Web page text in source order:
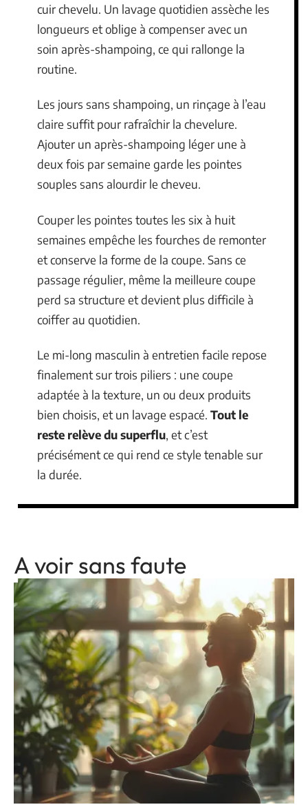
cuir chevelu. Un lavage quotidien assèche les
longueurs et oblige à compenser avec un
soin après-shampoing, ce qui rallonge la
routine.
Les jours sans shampoing, un rinçage à l’eau
claire suffit pour rafraîchir la chevelure.
Ajouter un après-shampoing léger une à
deux fois par semaine garde les pointes
souples sans alourdir le cheveu.
Couper les pointes toutes les six à huit
semaines empêche les fourches de remonter
et conserve la forme de la coupe. Sans ce
passage régulier, même la meilleure coupe
perd sa structure et devient plus difficile à
coiffer au quotidien.
Le mi-long masculin à entretien facile repose
finalement sur trois piliers : une coupe
adaptée à la texture, un ou deux produits
bien choisis, et un lavage espacé. Tout le
reste relève du superflu, et c’est
précisément ce qui rend ce style tenable sur
la durée.
A voir sans faute